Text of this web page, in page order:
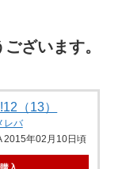
ざいます。
（13）
レバ
年02月10日頃